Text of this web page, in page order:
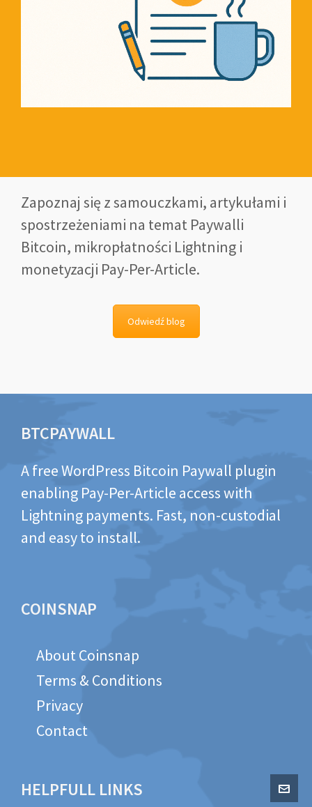
Zapoznaj się z samouczkami, artykułami i
spostrzeżeniami na temat Paywalli
Bitcoin, mikropłatności Lightning i
monetyzacji Pay-Per-Article.
Odwiedź blog
BTCPAYWALL
A free WordPress Bitcoin Paywall plugin
enabling Pay-Per-Article access with
Lightning payments. Fast, non-custodial
and easy to install.
COINSNAP
About Coinsnap
Terms & Conditions
Privacy
Contact
HELPFULL LINKS